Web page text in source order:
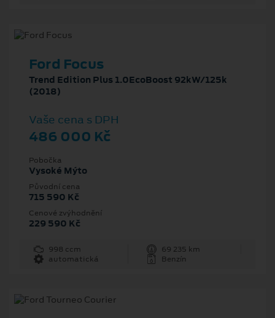
Ford Focus
Trend Edition Plus 1.0EcoBoost 92kW/125k
(2018)
Vaše cena s DPH
486 000 Kč
Pobočka
Vysoké Mýto
Původní cena
715 590 Kč
Cenové zvýhodnění
229 590 Kč
998 ccm
69 235 km
automatická
Benzín